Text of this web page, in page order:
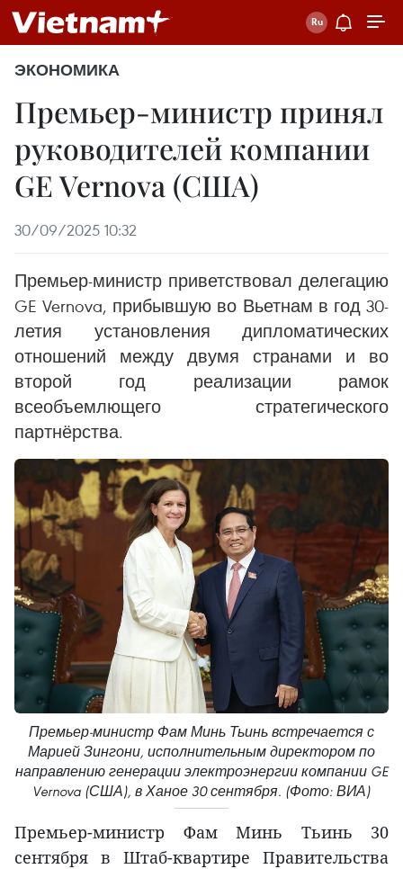
ЭКОНОМИКА
Премьер-министр принял
руководителей компании
GE Vernova (США)
30/09/2025 10:32
Премьер-министр приветствовал делегацию
GE Vernova, прибывшую во Вьетнам в год 30-
летия установления дипломатических
отношений между двумя странами и во
второй год реализации рамок
всеобъемлющего стратегического
партнёрства.
Премьер-министр Фам Минь Тьинь встречается с
Марией Зингони, исполнительным директором по
направлению генерации электроэнергии компании GE
Vernova (США), в Ханое 30 сентября. (Фото: ВИА)
Премьер-министр Фам Минь Тьинь 30
сентября в Штаб-квартире Правительства